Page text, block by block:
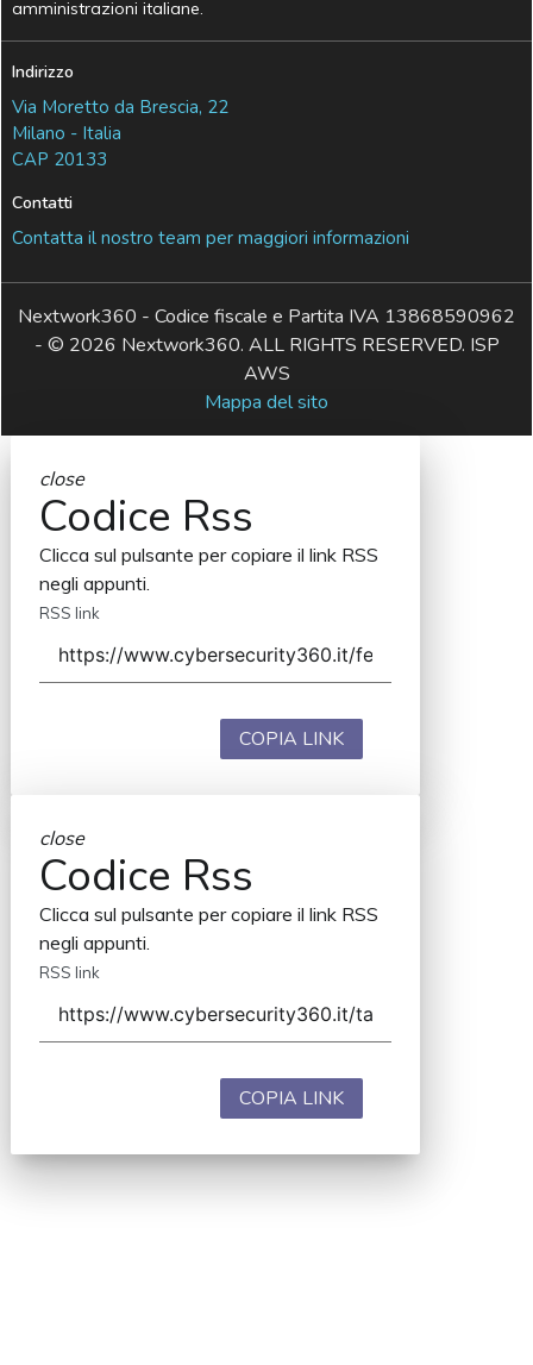
amministrazioni italiane.
Indirizzo
Via Moretto da Brescia, 22
Milano - Italia
CAP 20133
Contatti
Contatta il nostro team per maggiori informazioni
Nextwork360 - Codice fiscale e Partita IVA 13868590962
- © 2026 Nextwork360. ALL RIGHTS RESERVED. ISP
AWS
Mappa del sito
close
Codice Rss
Clicca sul pulsante per copiare il link RSS
negli appunti.
RSS link
COPIA LINK
close
Codice Rss
Clicca sul pulsante per copiare il link RSS
negli appunti.
RSS link
COPIA LINK